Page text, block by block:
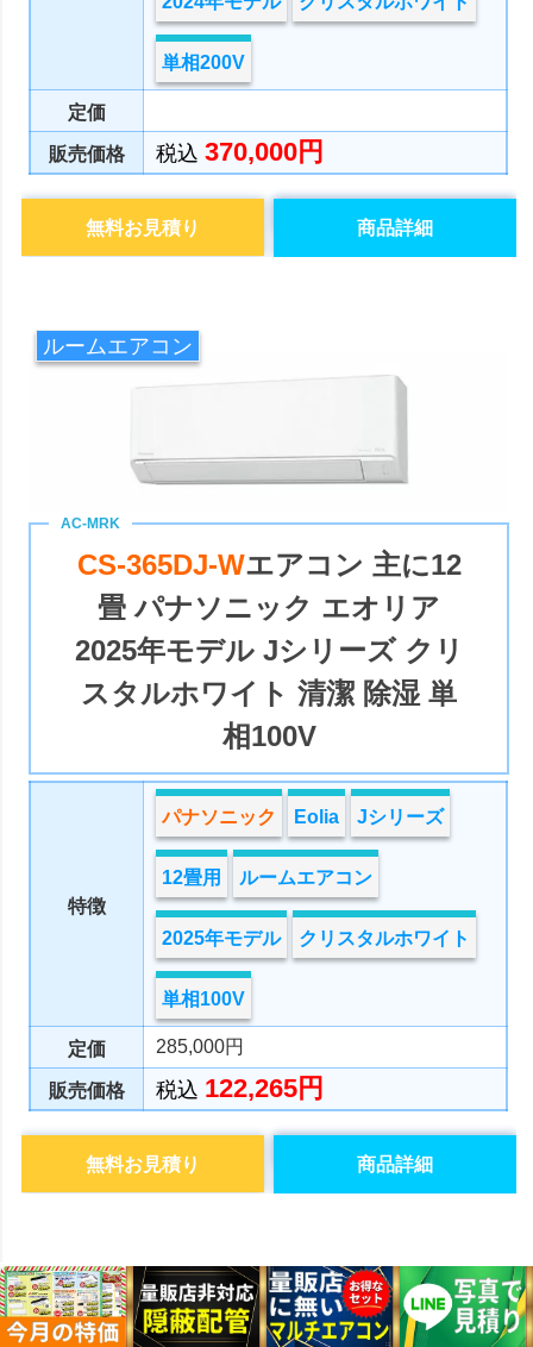
単相200V
定価
販売価格 税込370,000円
商品詳細
無料お見積り
ルームエアコン
CS-365DJ-Wエアコン 主に12
畳 パナソニック エオリア
2025年モデル Jシリーズ クリ
スタルホワイト 清潔 除湿 単
相100V
特徴
パナソニック Eolia Jシリーズ
12畳用 ルームエアコン
2025年モデル クリスタルホワイト
単相100V
定価 285,000円
販売価格 税込 122,265円
商品詳細
無料お見積り
ルームエアコン